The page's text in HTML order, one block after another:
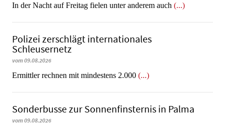
In der Nacht auf Freitag fielen unter anderem auch (...)
Polizei zerschlägt internationales
Schleusernetz
vom 09.08.2026
Ermittler rechnen mit mindestens 2.000 (...)
Sonderbusse zur Sonnenfinsternis in Palma
vom 09.08.2026